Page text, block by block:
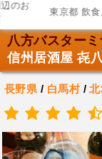
のお
東京都 飲食
八方バスター
信州居酒屋 㐂
長野県 / 白馬村/